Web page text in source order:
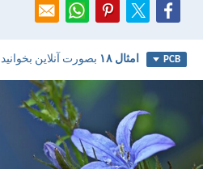
PCB امثال ۱۸ بصورت آنلاین بخوانید